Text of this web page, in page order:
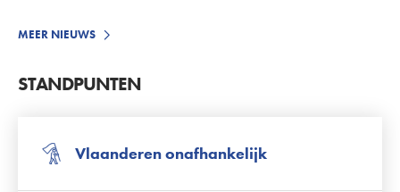
MEER NIEUWS
STANDPUNTEN
Vlaanderen onafhankelijk